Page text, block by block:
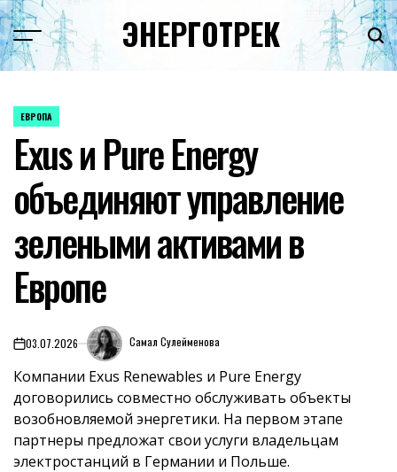
Перейти
к
содержимому
ЭНЕРГОТРЕК
ОПУБЛИКОВАНО
ЕВРОПА
Exus и Pure Energy
объединяют управление
зелеными активами в
Европе
on03.07.2026 Самал Сулейменова
Компании Exus Renewables и Pure Energy
договорились совместно обслуживать объекты
возобновляемой энергетики. На первом этапе
партнеры предложат свои услуги владельцам
электростанций в Германии и Польше.